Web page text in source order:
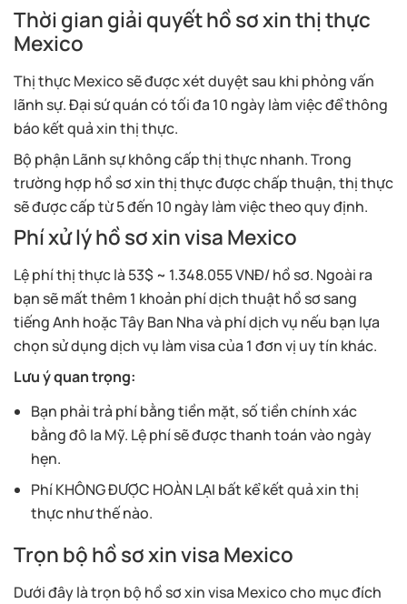
Thời gian giải quyết hồ sơ xin thị thực
Mexico
Thị thực Mexico sẽ được xét duyệt sau khi phỏng vấn
lãnh sự. Đại sứ quán có tối đa 10 ngày làm việc để thông
báo kết quả xin thị thực.
Bộ phận Lãnh sự không cấp thị thực nhanh. Trong
trường hợp hồ sơ xin thị thực được chấp thuận, thị thực
sẽ được cấp từ 5 đến 10 ngày làm việc theo quy định.
Phí xử lý hồ sơ xin visa Mexico
Lệ phí thị thực là 53$ ~ 1.348.055 VNĐ/ hồ sơ. Ngoài ra
bạn sẽ mất thêm 1 khoản phí dịch thuật hồ sơ sang
tiếng Anh hoặc Tây Ban Nha và phí dịch vụ nếu bạn lựa
chọn sử dụng dịch vụ làm visa của 1 đơn vị uy tín khác.
Lưu ý quan trọng:
Bạn phải trả phí bằng tiền mặt, số tiền chính xác
bằng đô la Mỹ. Lệ phí sẽ được thanh toán vào ngày
hẹn.
Phí KHÔNG ĐƯỢC HOÀN LẠI bất kể kết quả xin thị
thực như thế nào.
Trọn bộ hồ sơ xin visa Mexico
Dưới đây là trọn bộ hồ sơ xin visa Mexico cho mục đích